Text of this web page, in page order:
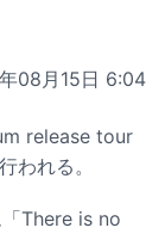
08月15日 6:04
release tour
われる。
There is no